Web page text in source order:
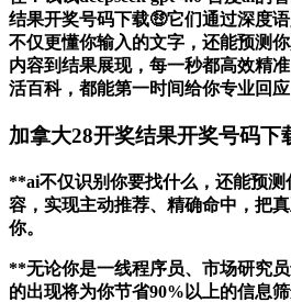
结果开奖号码下载🤑它们通过深度
不仅更懂你输入的文字，还能预测
内容到结果展现，每一秒都高效精
活百科，都能第一时间给你专业回应
加拿大28开奖结果开奖号码下
**ai不仅识别你要找什么，还能预测
容，实现主动推荐、精确命中，把
你。
**无论你是一线程序员、市场研究
的出现将为你节省90%以上的信息